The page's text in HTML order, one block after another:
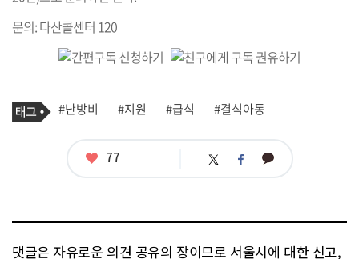
문의: 다산콜센터 120
기
사
태
그
#난방비 #지원 #급식 #결식아동
좋
77 트 페 카
댓글은 자유로운 의견 공유의 장이므로 서울시에 대한 신고,